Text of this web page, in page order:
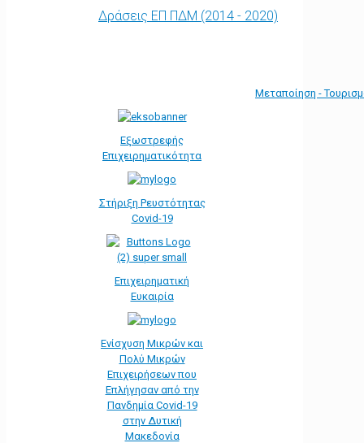
Δράσεις ΕΠ ΠΔΜ (2014 - 2020)
Μεταποίηση -
Εξωστρεφής
Επιχειρηματικότητα
Στήριξη Ρευστότητας
Covid-19
Επιχειρηματική
Ευκαιρία
Ενίσχυση Μικρών και
Πολύ Μικρών
Επιχειρήσεων που
Επλήγησαν από την
Πανδημία Covid-19
στην Δυτική
Μακεδονία